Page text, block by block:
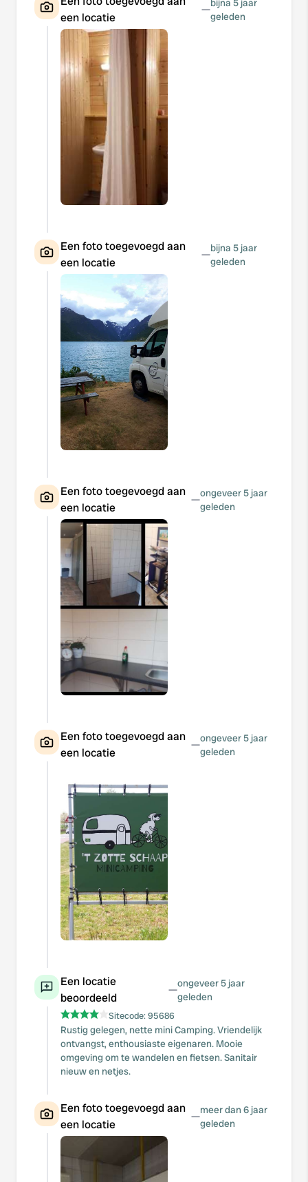
een locatie
—bijna 5 jaar
geleden
Een foto toegevoegd aan
een locatie
—bijna 5 jaar
geleden
Een foto toegevoegd aan
een locatie
—ongeveer 5 jaar
geleden
Een foto toegevoegd aan
een locatie
—ongeveer 5 jaar
geleden
Een locatie
beoordeeld
—ongeveer 5 jaar
geleden
Sitecode:95686
Rustig gelegen, nette mini Camping. Vriendelijk
ontvangst, enthousiaste eigenaren. Mooie
omgeving om te wandelen en fietsen. Sanitair
nieuw en netjes.
Een foto toegevoegd aan
een locatie
—meer dan 6 jaar
geleden